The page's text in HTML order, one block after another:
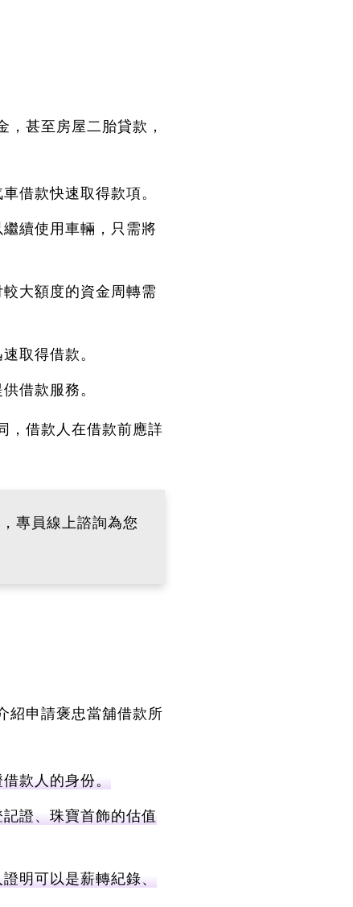
甚至房屋二胎貸款，
借款快速取得款項。
續使用車輛，只需將
大額度的資金周轉需
速取得借款。
借款服務。
，借款人在借款前應詳
，專員線上諮詢為您
紹申請褒忠當舖借款所
款人的身份。
證、珠寶首飾的估值
明可以是薪轉紀錄、